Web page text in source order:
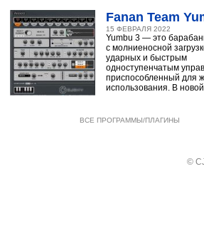
Fanan Team
15 ФЕВРАЛЯ 2022
Yumbu 3 — это
с молниеносной
ударных и быстрым
одноступенчатым
приспособленный для
использования. В
ВСЕ ПРОГРАММЫ/ПЛАГИНЫ
©